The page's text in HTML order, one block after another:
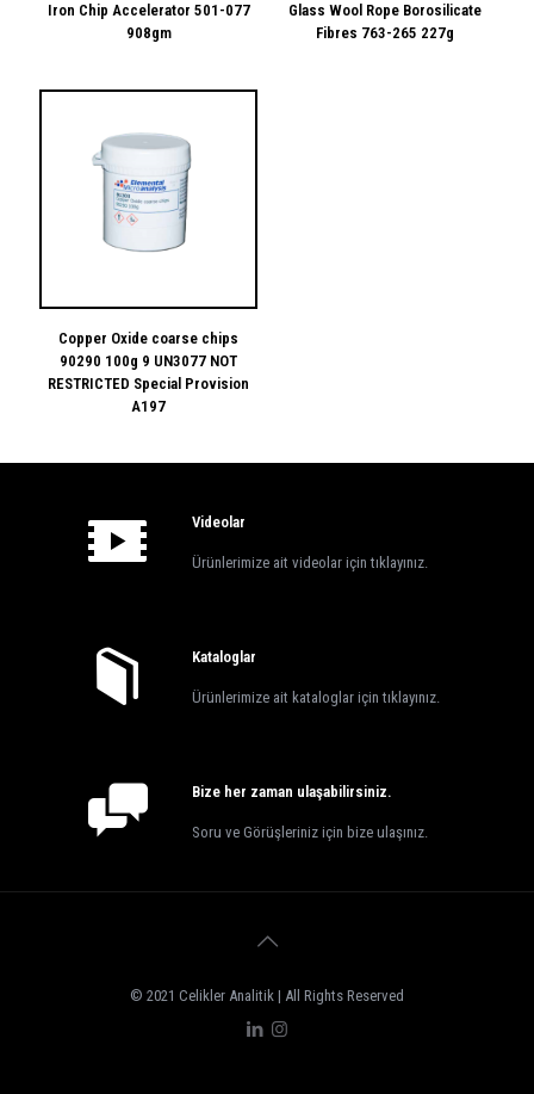
Iron Chip Accelerator 501-077
908gm
Glass Wool Rope Borosilicate
Fibres 763-265 227g
Copper Oxide coarse chips
90290 100g 9 UN3077 NOT
RESTRICTED Special Provision
A197
Videolar
Ürünlerimize ait videolar için tıklayınız.
Kataloglar
Ürünlerimize ait kataloglar içintıklayınız.
Bize her zaman ulaşabilirsiniz.
Soru ve Görüşleriniz için bize ulaşınız.
© 2021 Celikler Analitik | All Rights Reserved